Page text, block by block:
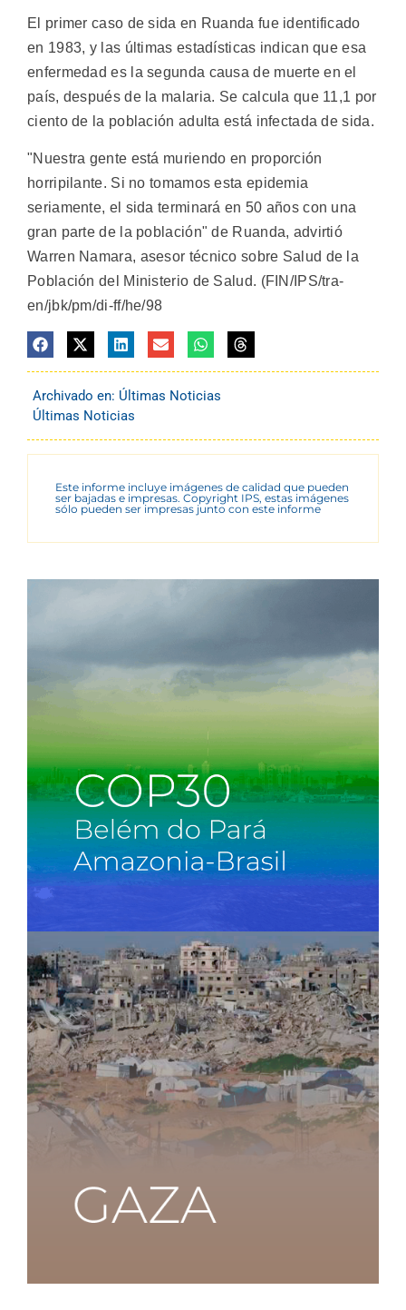
El primer caso de sida en Ruanda fue identificado
en 1983, y las últimas estadísticas indican que esa
enfermedad es la segunda causa de muerte en el
país, después de la malaria. Se calcula que 11,1 por
ciento de la población adulta está infectada de sida.
"Nuestra gente está muriendo en proporción
horripilante. Si no tomamos esta epidemia
seriamente, el sida terminará en 50 años con una
gran parte de la población" de Ruanda, advirtió
Warren Namara, asesor técnico sobre Salud de la
Población del Ministerio de Salud. (FIN/IPS/tra-
en/jbk/pm/di-ff/he/98
Archivado en: Últimas Noticias
Últimas Noticias
Este informe incluye imágenes de calidad que pueden
ser bajadas e impresas. Copyright IPS, estas imágenes
sólo pueden ser impresas junto con este informe